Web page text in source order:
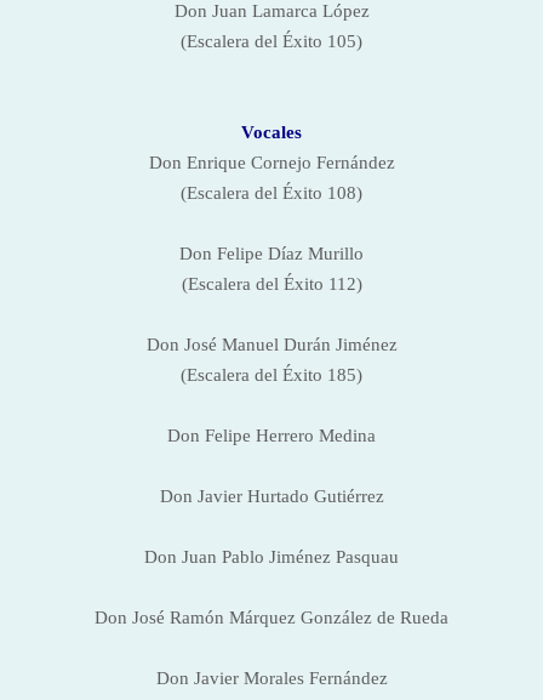
Don Juan Lamarca López
(Escalera del Éxito 105)
Vocales
Don Enrique Cornejo Fernández
(Escalera del Éxito 108)
Don Felipe Díaz Murillo
(Escalera del Éxito 112)
Don José Manuel Durán Jiménez
(Escalera del Éxito 185)
Don Felipe Herrero Medina
Don Javier Hurtado Gutiérrez
Don Juan Pablo Jiménez Pasquau
Don José Ramón Márquez González de Rueda
Don Javier Morales Fernández